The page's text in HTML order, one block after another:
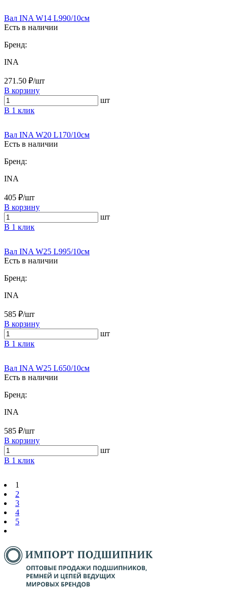
Вал INA W14 L990/10см
Есть в наличии
Бренд:
INA
271.50 ₽/шт
В корзину
шт
В 1 клик
Вал INA W20 L170/10см
Есть в наличии
Бренд:
INA
405 ₽/шт
В корзину
шт
В 1 клик
Вал INA W25 L995/10см
Есть в наличии
Бренд:
INA
585 ₽/шт
В корзину
шт
В 1 клик
Вал INA W25 L650/10см
Есть в наличии
Бренд:
INA
585 ₽/шт
В корзину
шт
В 1 клик
1
2
3
4
5